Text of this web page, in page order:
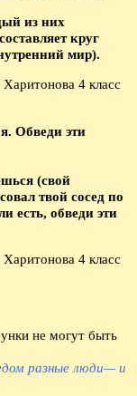
из них
круг
мир).
Обведи эти
(свой
твой сосед по
есть, обведи эти
не могут быть
разные люди— и